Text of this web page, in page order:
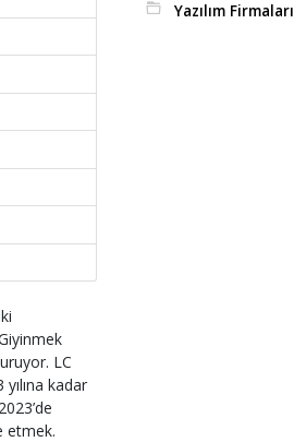
LC
yılına kadar
etmek.
Yazılım Firmaları